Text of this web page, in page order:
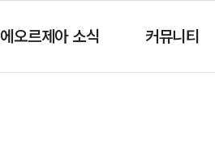
에오르제아 소식 커뮤니티